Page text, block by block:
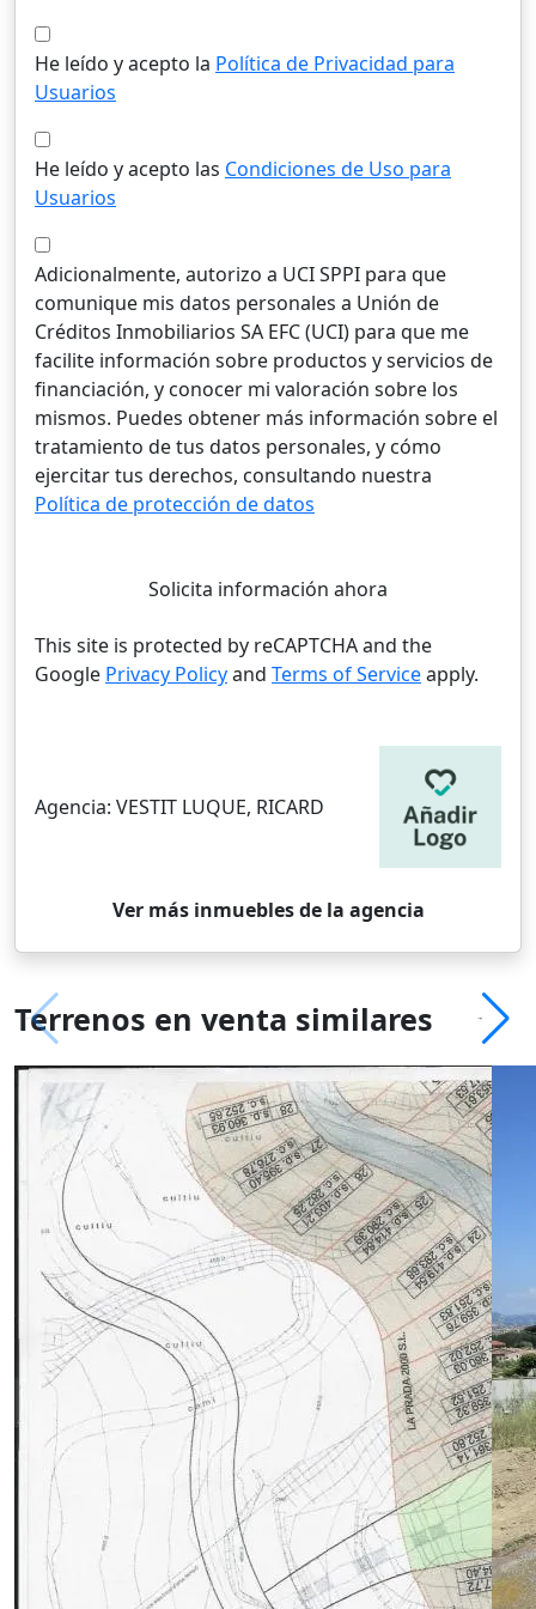
He leído y acepto la Política de Privacidad para
Usuarios
He leído y acepto las Condiciones de Uso para
Usuarios
Adicionalmente, autorizo a UCI SPPI para que
comunique mis datos personales a Unión de
Créditos Inmobiliarios SA EFC (UCI) para que me
facilite información sobre productos y servicios de
financiación, y conocer mi valoración sobre los
mismos. Puedes obtener más información sobre el
tratamiento de tus datos personales, y cómo
ejercitar tus derechos, consultando nuestra
Política de protección de datos
Solicita información ahora
This site is protected by reCAPTCHA and the
Google Privacy Policyand Terms of Serviceapply.
Agencia: VESTIT LUQUE, RICARD
Ver más inmuebles de la agencia
Terrenos en venta similares